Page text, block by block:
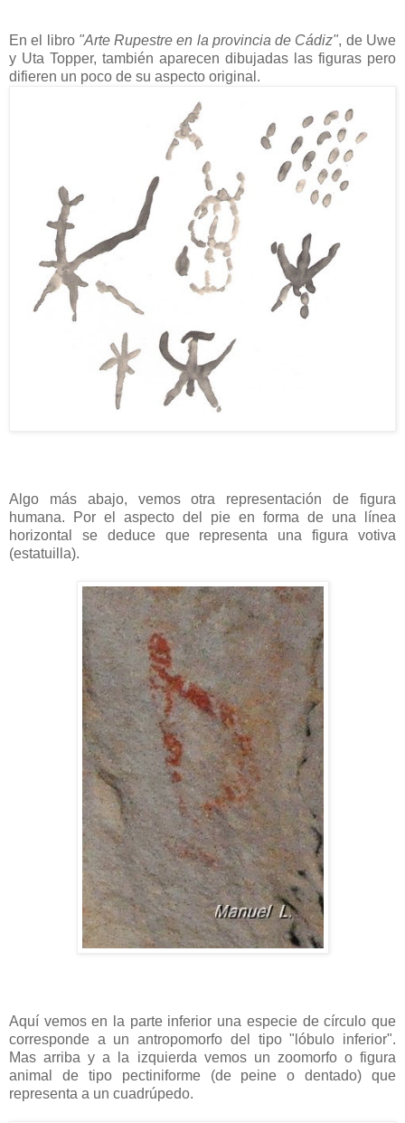
En el libro "Arte Rupestre en la provincia de Cádiz", de Uwe
y Uta Topper, también aparecen dibujadas las figuras pero
difieren un poco de su aspecto original.
Algo más abajo, vemos otra representación de figura
humana. Por el aspecto del pie en forma de una línea
horizontal se deduce que representa una figura votiva
(estatuilla).
Aquí vemos en la parte inferior una especie de círculo que
corresponde a un antropomorfo del tipo "lóbulo inferior".
Mas arriba y a la izquierda vemos un zoomorfo o figura
animal de tipo pectiniforme (de peine o dentado) que
representa a un cuadrúpedo.